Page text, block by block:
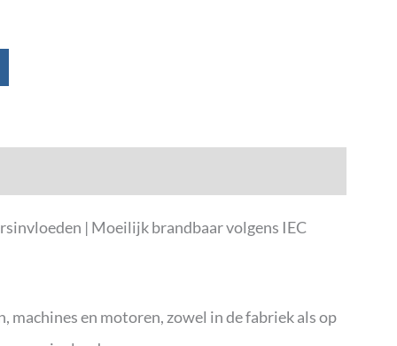
| Moeilijk brandbaar volgens IEC
en motoren, zowel in de fabriek als op